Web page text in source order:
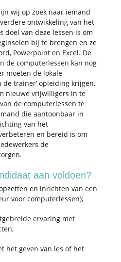
wij op zoek naar iemand
ontwikkeling van het
doel van deze lessen is om
bij te brengen en ze
Powerpoint en Excel. De
de computerlessen kan nog
moeten de lokale
de trainer’ opleiding krijgen,
nieuwe vrijwilligers in te
de computerlessen te
die aantoonbaar in
van het
en bereid is om
de
aan voldoen?
en inrichten van een
voor computerlessen);
ervaring met
geven van les of het